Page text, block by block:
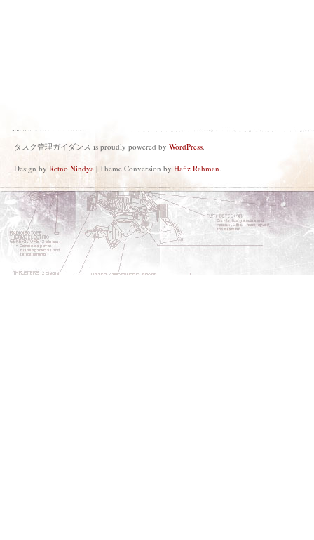
タスク管理ガイダンス is proudly powered by WordPress.
Design by Retno Nindya | Theme Conversion by Hafiz Rahman.